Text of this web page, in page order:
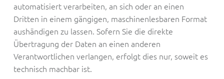
automatisiert verarbeiten, an sich oder an einen
Dritten in einem gängigen, maschinenlesbaren Format
aushändigen zu lassen. Sofern Sie die direkte
Übertragung der Daten an einen anderen
Verantwortlichen verlangen, erfolgt dies nur, soweit es
technisch machbar ist.